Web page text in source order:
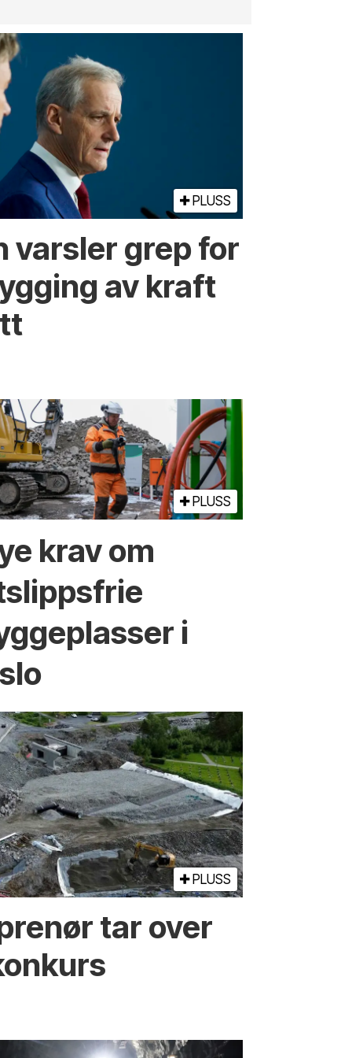
PLUSS
varsler grep for
av kraft
PLUSS
krav om
i
PLUSS
tar over